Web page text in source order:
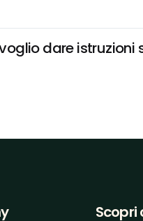
dare istruzioni
Scopri